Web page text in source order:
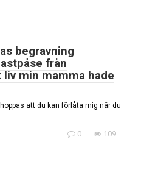
begravning
från
min mamma hade
att du kan förlåta mig när du
0 109